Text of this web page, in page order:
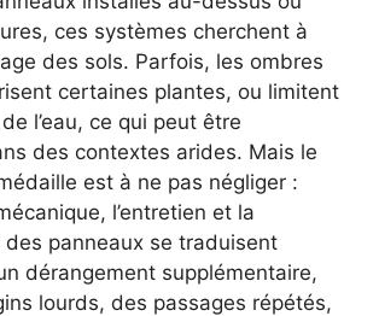
ces systèmes cherchent à
des sols. Parfois, les ombres
certaines plantes, ou limitent
l’eau, ce qui peut être
des contextes arides. Mais le
est à ne pas négliger :
l’entretien et la
des panneaux se traduisent
dérangement supplémentaire,
lourds, des passages répétés,